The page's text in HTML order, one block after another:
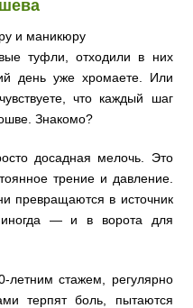
и маникюру
туфли, отходили в них
день уже хромаете. Или
что каждый шаг
Знакомо?
досадная мелочь. Это
трение и давление.
превращаются в источник
иногда — и в ворота для
стажем, регулярно
терпят боль, пытаются